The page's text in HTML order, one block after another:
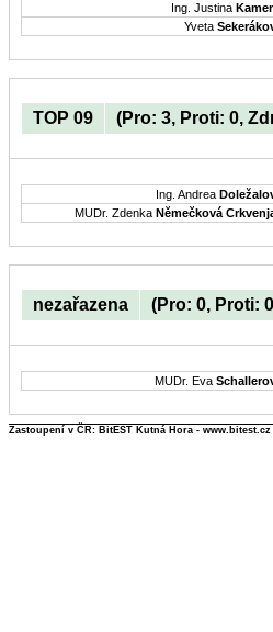
Ing. Justina
Yveta
TOP 09 (Pro: 3, Proti: 0,
Ing. Andrea
MUDr. Zdenka Němečková
nezařazena (Pro: 0, Proti:
MUDr. Eva
Zastoupení v ČR: BitEST Kutná Hora - www.bitest.cz